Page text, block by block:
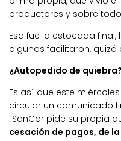
productores y sobre
Esa fue la estocada
algunos facilitaron, quizá
¿Autopedido de quiebra?
Es así que este
circular un comunicado
“SanCor pide su propia
cesación de pagos, de